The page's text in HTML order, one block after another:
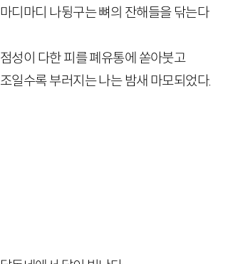
마디마디 나뒹구는 뼈의 잔해들을 닦는다
점성이 다한 피를 폐유통에 쏟아붓고
조일수록 부러지는 나는 밤새 마모되었다.